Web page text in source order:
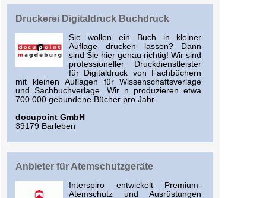
Druckerei Digitaldruck Buchdruck
Sie wollen ein Buch in kleiner
Auflage drucken lassen? Dann
sind Sie hier genau richtig! Wir sind
professioneller Druckdienstleister
für Digitaldruck von Fachbüchern
mit kleinen Auflagen für Wissenschaftsverlage
und Sachbuchverlage. Wir n produzieren etwa
700.000 gebundene Bücher pro Jahr.
docupoint GmbH
39179 Barleben
Anbieter für Atemschutzgeräte
Interspiro entwickelt Premium-
Atemschutz und Ausrüstungen